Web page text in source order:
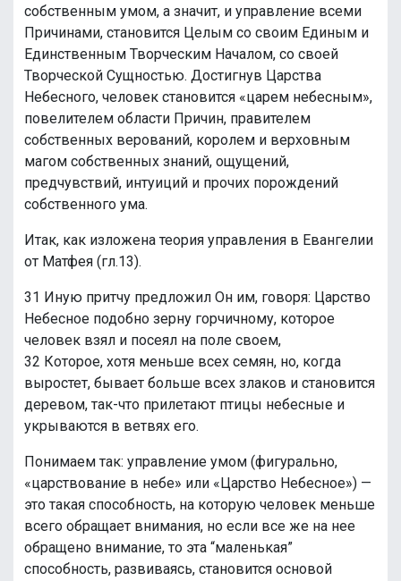
собственным умом, а значит, и управление всеми
Причинами, становится Целым со своим Единым и
Единственным Творческим Началом, со своей
Творческой Сущностью. Достигнув Царства
Небесного, человек становится «царем небесным»,
повелителем области Причин, правителем
собственных верований, королем и верховным
магом собственных знаний, ощущений,
предчувствий, интуиций и прочих порождений
собственного ума.
Итак, как изложена теория управления в Евангелии
от Матфея (гл.13).
31 Иную притчу предложил Он им, говоря: Царство
Небесное подобно зерну горчичному, которое
человек взял и посеял на поле своем,
32 Которое, хотя меньше всех семян, но, когда
выростет, бывает больше всех злаков и становится
деревом, так-что прилетают птицы небесные и
укрываются в ветвях его.
Понимаем так: управление умом (фигурально,
«царствование в небе» или «Царство Небесное») —
это такая способность, на которую человек меньше
всего обращает внимания, но если все же на нее
обращено внимание, то эта “маленькая”
способность, развиваясь, становится основой